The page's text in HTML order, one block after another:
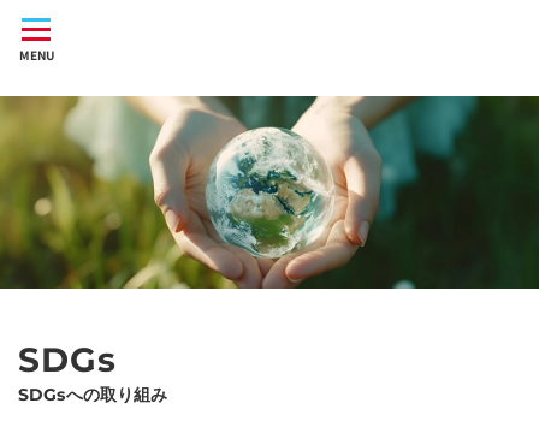
Skip
content
MENU
SDGs
SDGsへの取り組み